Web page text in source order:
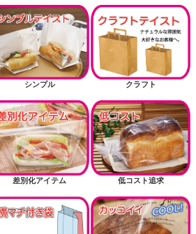
シンプル クラフト
差別化アイテム 低コスト追求